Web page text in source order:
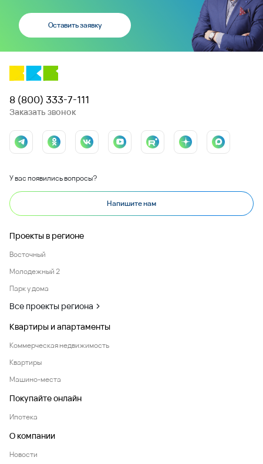
Оставить заявку
8 (800) 333-7-111
Заказать звонок
У вас появились вопросы?
Напишите нам
Проекты в регионе
Восточный
Молодежный 2
Парк у дома
Все проекты региона
Квартиры и апартаменты
Коммерческая недвижимость
Квартиры
Машино-места
Покупайте онлайн
Ипотека
О компании
Новости